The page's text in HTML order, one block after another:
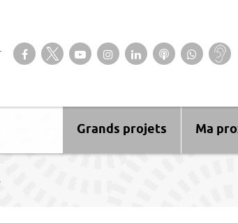
Suivez-nous sur notre page Facebook
Suivez-nous sur Twitter
Suivez-nous sur YouTube
Suivez-nous sur
Retrouvez-
Ecoutez
Ma
Grands projets